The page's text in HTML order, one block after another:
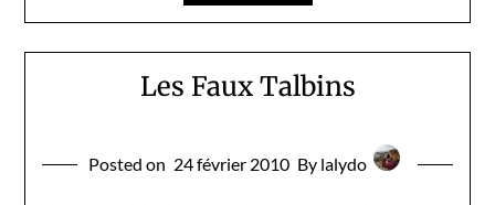
Les Faux Talbins
Posted on 24 février 2010 By lalydo